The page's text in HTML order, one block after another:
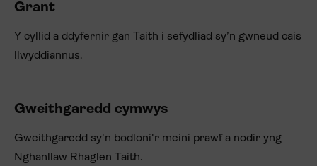
Grant
Y cyllid a ddyfernir gan Taith i sefydliad sy’n gwneud cais
llwyddiannus.
Gweithgaredd cymwys
Gweithgaredd sy'n bodloni'r meini prawf a nodir yng
Nghanllaw Rhaglen Taith.